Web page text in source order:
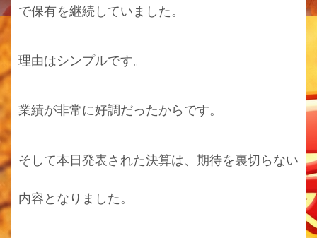
で保有を継続していました。
理由はシンプルです。
業績が非常に好調だったからです。
そして本日発表された決算は、期待を裏切らない
内容となりました。